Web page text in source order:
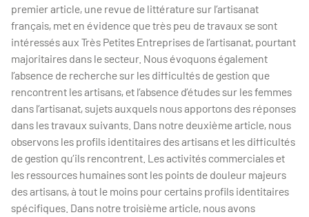
premier article, une revue de littérature sur l’artisanat
français, met en évidence que très peu de travaux se sont
intéressés aux Très Petites Entreprises de l’artisanat, pourtant
majoritaires dans le secteur. Nous évoquons également
l’absence de recherche sur les difficultés de gestion que
rencontrent les artisans, et l’absence d’études sur les femmes
dans l’artisanat, sujets auxquels nous apportons des réponses
dans les travaux suivants. Dans notre deuxième article, nous
observons les profils identitaires des artisans et les difficultés
de gestion qu’ils rencontrent. Les activités commerciales et
les ressources humaines sont les points de douleur majeurs
des artisans, à tout le moins pour certains profils identitaires
spécifiques. Dans notre troisième article, nous avons